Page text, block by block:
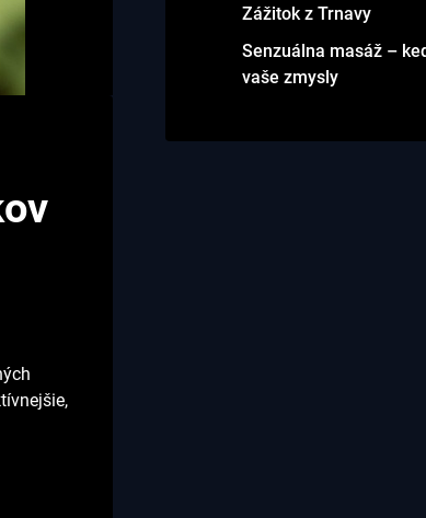
Zážitok z Trnavy
Senzuálna masáž –
vaše zmysly